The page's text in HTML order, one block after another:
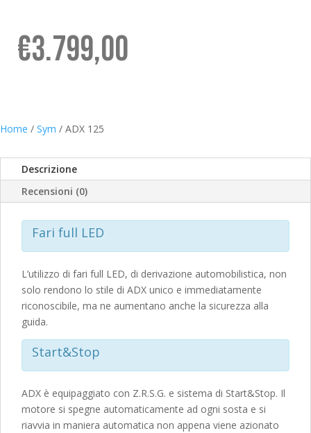
€3.799,00
Home / Sym / ADX 125
Descrizione
Recensioni (0)
Fari full LED
L’utilizzo di fari full LED, di derivazione automobilistica, non
solo rendono lo stile di ADX unico e immediatamente
riconoscibile, ma ne aumentano anche la sicurezza alla
guida.
Start&Stop
ADX è equipaggiato con Z.R.S.G. e sistema di Start&Stop. Il
motore si spegne automaticamente ad ogni sosta e si
riavvia in maniera automatica non appena viene azionato